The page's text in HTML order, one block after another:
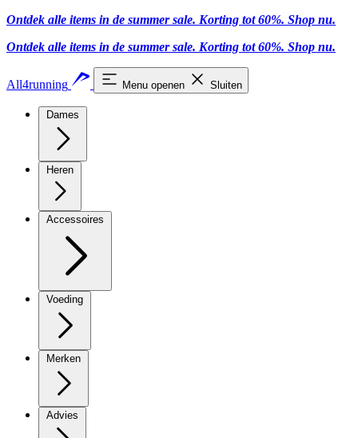
Ontdek alle items in de summer sale. Korting tot 60%. Shop nu.
Ontdek alle items in de summer sale. Korting tot 60%. Shop nu.
All4running Menu openen Sluiten
Dames
Heren
Accessoires
Voeding
Merken
Advies